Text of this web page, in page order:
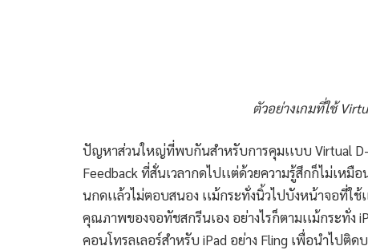
ตัวอย่างเกมที่ใช้
ปัญหาส่วนใหญ่ที่พบกันสำหรับการคุมเเบบ Virtual D-
Feedback ที่สั่นเวลากดไปเเต่ด้วยความรู้สึกก็ไม่เห
นกดเเล้วไม่ตอบสนอง เเม้กระทั่งนิ้วไปบังหน้าจอที่ใ
คุณภาพของจอทัชสกรีนเอง อย่างไรก็ตามเเม้กระทั่ง
คอนโทรลเลอร์สำหรับ iPad อย่าง Fling เพื่อนำไปติ